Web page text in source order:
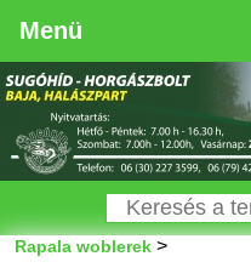
Menü
Rapala woblerek>